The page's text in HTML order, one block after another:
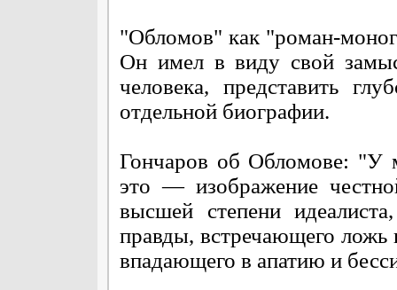
"Обломов" как "роман-
Он имел в виду свой
человека, представить
отдельной биографии.
Гончаров об Обломове: "У
это — изображение
высшей степени
правды, встречающего
впадающего в апатию и